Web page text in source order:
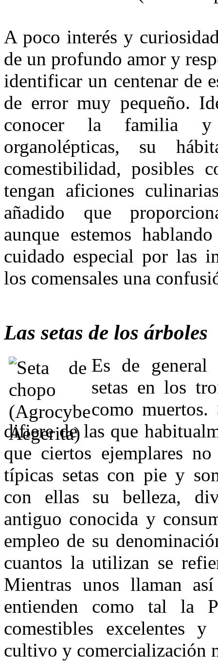
A poco interés y
de un profundo amor y
identificar un centenar de
de error muy pe­queño.
conocer la familia y
organolépticas, su
comestibilidad, posibles
tengan aficiones
añadido que
aunque estemos
cuidado especial por las
los comensales una
Las setas de los árboles
Es de general
setas en los
como muertos.
difiere de las que
que ciertos ejemplares
típicas setas con pie y
con ellas su belleza,
antiguo conocida y
empleo de su
cuantos la utilizan se
Mientras unos llaman
entienden como tal la
comestibles excelentes
cultivo y comercialización